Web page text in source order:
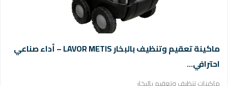
ماكينة تعقيم وتنظيف بالبخار LAVOR METIS – أداء صناعي
احترافي...